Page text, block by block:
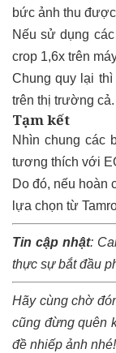
bức ảnh thu
Nếu sử dụng
crop 1,6x trên
Chung quy lại
trên thị trường cả.
Tạm kết
Nhìn chung các
tương thích với
Do đó, nếu hoàn
lựa chọn từ
Tin cập nhật:
thực sự bắt đầu
Hãy cùng chờ
cũng đừng quên
đề nhiếp ảnh nhé!